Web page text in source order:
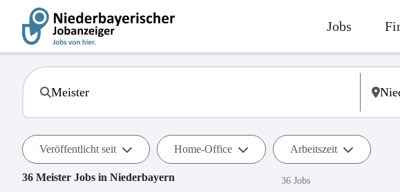
Jobs
Veröffentlicht seit Home-Office Arbeitszeit
36 Meister Jobs in Niederbayern 36 Jobs